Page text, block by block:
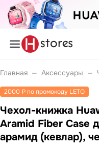
Каталог
Pura
Watch
Watch GT
Watch
Watch Kids
Band 10
Главная — Аксессуары —
2000 ₽ по промокоду LETO
Чехол-книжка
Aramid Fiber Case
арамид (кевлар),
Войти или
зарегистрироваться
Каталог
Покупателям